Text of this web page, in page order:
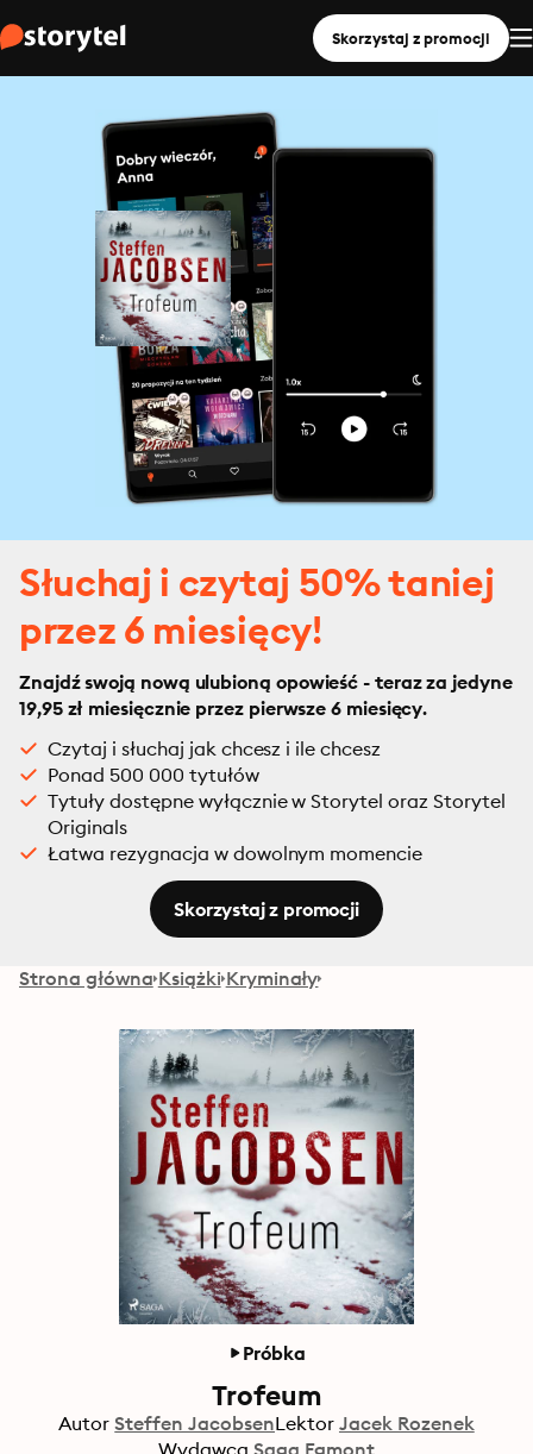
Skorzystaj z promocji
Słuchaj i czytaj 50% taniej
przez 6 miesięcy!
Znajdź swoją nową ulubioną opowieść - teraz za jedyne
19,95 zł miesięcznie przez pierwsze 6 miesięcy.
Czytaj i słuchaj jak chcesz i ile chcesz
Ponad 500 000 tytułów
Tytuły dostępne wyłącznie w Storytel oraz Storytel
Originals
Łatwa rezygnacja w dowolnym momencie
Skorzystaj z promocji
Strona główna Książki Kryminały
Próbka
Trofeum
Autor Steffen JacobsenLektor Jacek Rozenek
Wydawca Saga Egmont